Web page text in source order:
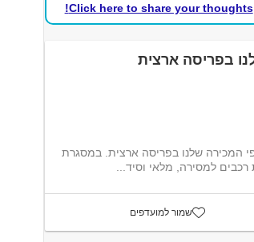
Click here to share your thoughts!
המכירה שלנו בפריסה ארצית. במסגרת
למסירה, מלאי וסיד...
שמור למועדפים